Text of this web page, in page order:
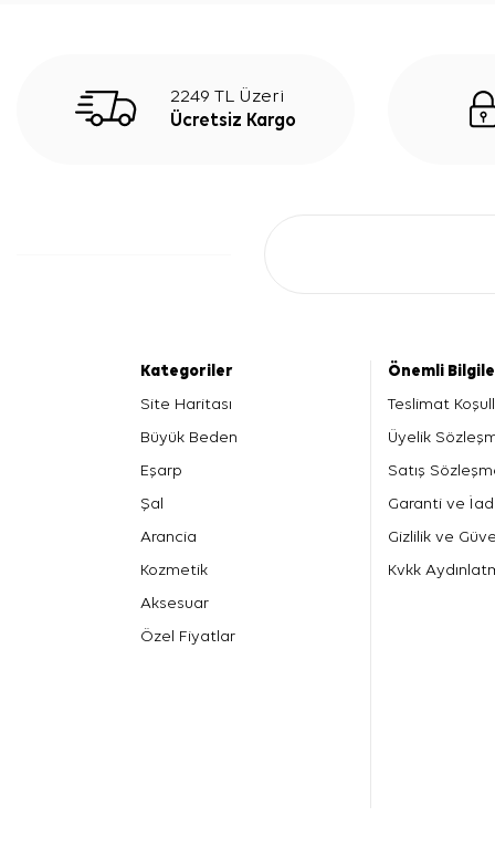
2249 TL Üzeri
Ücretsiz Kargo
Kategoriler
Site Haritası
Büyük Beden
Eşarp
Şal
Arancia
Kozmetik
Aksesuar
Özel Fiyatlar
Önemli
Teslimat
Üyelik
Satış
Garanti ve
Gizlilik ve
Kvkk